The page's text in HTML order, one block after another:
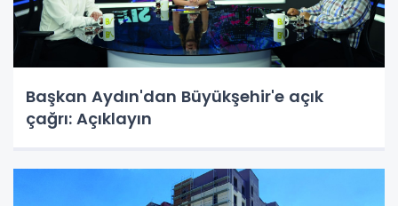
Başkan Aydın'dan Büyükşehir'e açık
çağrı: Açıklayın